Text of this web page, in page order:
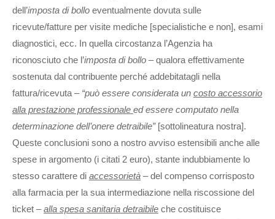
dell’imposta di bollo eventualmente dovuta sulle
ricevute/fatture per visite mediche [specialistiche e non], esami
diagnostici, ecc. In quella circostanza l’Agenzia ha
riconosciuto che l’imposta di bollo – qualora effettivamente
sostenuta dal contribuente perché addebitatagli nella
fattura/ricevuta – “può essere considerata un costo accessorio
alla prestazione professionale ed essere computato nella
determinazione dell’onere detraibile” [sottolineatura nostra].
Queste conclusioni sono a nostro avviso estensibili anche alle
spese in argomento (i citati 2 euro), stante indubbiamente lo
stesso carattere di accessorietà – del compenso corrisposto
alla farmacia per la sua intermediazione nella riscossione del
ticket –alla spesa sanitaria detraibile che costituisce